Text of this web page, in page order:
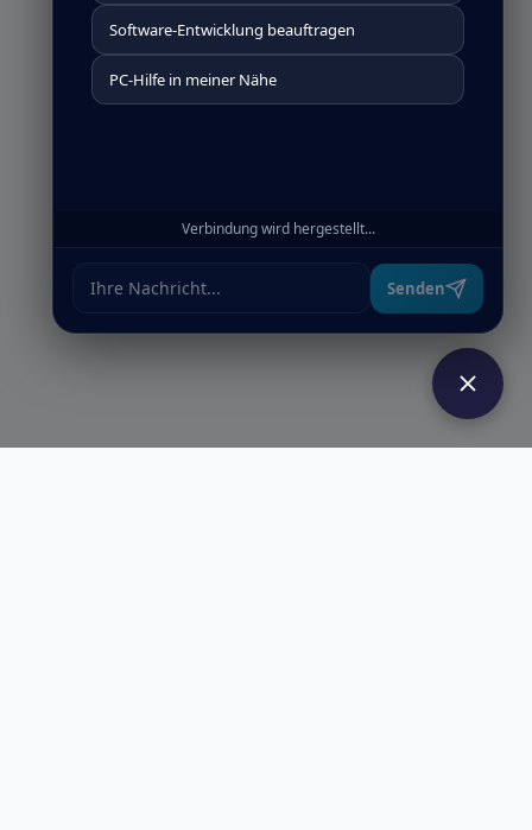
Software-Entwicklung beauftragen
PC-Hilfe in meiner Nähe
Verbindung wird hergestellt...
Senden